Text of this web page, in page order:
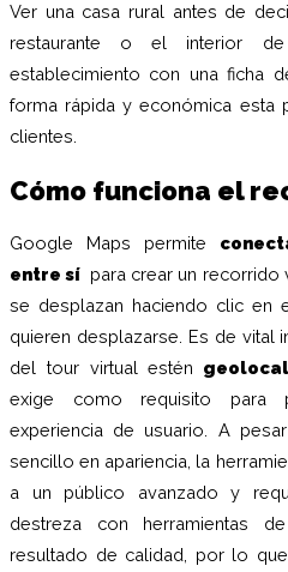
Ver una casa rural antes de
restaurante o el interior de
establecimiento con una ficha
forma rápida y económica esta
clientes.
Cómo funciona el
Google Maps permite
entre sí para crear un recorrido
se desplazan haciendo clic en
quieren desplazarse. Es de vital
del tour virtual estén
exige como requisito para
experiencia de usuario. A
sencillo en apariencia, la
a un público avanzado y
destreza con herramientas
resultado de calidad, por lo